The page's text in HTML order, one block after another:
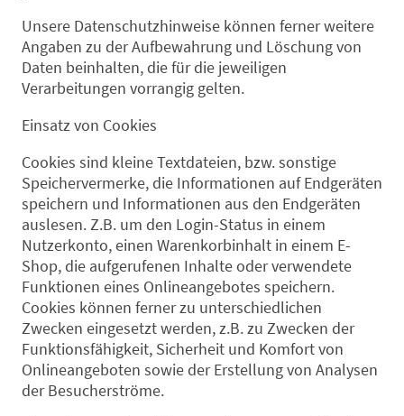
Unsere Datenschutzhinweise können ferner weitere
Angaben zu der Aufbewahrung und Löschung von
Daten beinhalten, die für die jeweiligen
Verarbeitungen vorrangig gelten.
Einsatz von Cookies
Cookies sind kleine Textdateien, bzw. sonstige
Speichervermerke, die Informationen auf Endgeräten
speichern und Informationen aus den Endgeräten
auslesen. Z.B. um den Login-Status in einem
Nutzerkonto, einen Warenkorbinhalt in einem E-
Shop, die aufgerufenen Inhalte oder verwendete
Funktionen eines Onlineangebotes speichern.
Cookies können ferner zu unterschiedlichen
Zwecken eingesetzt werden, z.B. zu Zwecken der
Funktionsfähigkeit, Sicherheit und Komfort von
Onlineangeboten sowie der Erstellung von Analysen
der Besucherströme.